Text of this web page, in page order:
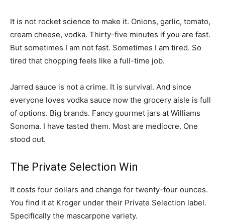
It is not rocket science to make it. Onions, garlic, tomato,
cream cheese, vodka. Thirty-five minutes if you are fast.
But sometimes I am not fast. Sometimes I am tired. So
tired that chopping feels like a full-time job.
Jarred sauce is not a crime. It is survival. And since
everyone loves vodka sauce now the grocery aisle is full
of options. Big brands. Fancy gourmet jars at Williams
Sonoma. I have tasted them. Most are mediocre. One
stood out.
The Private Selection Win
It costs four dollars and change for twenty-four ounces.
You find it at Kroger under their Private Selection label.
Specifically the mascarpone variety.